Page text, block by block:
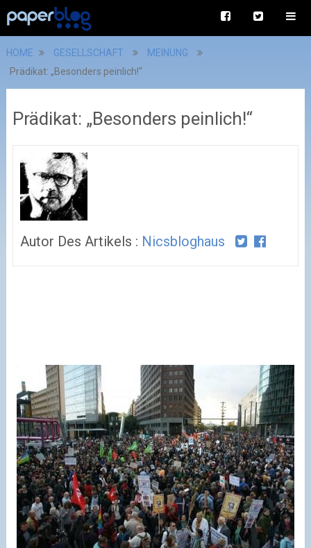
HOME GESELLSCHAFT
MEINUNG
Prädikat: „Besonders peinlich!“
Prädikat: „Besonders peinlich!“
Autor Des Artikels : Nicsbloghaus